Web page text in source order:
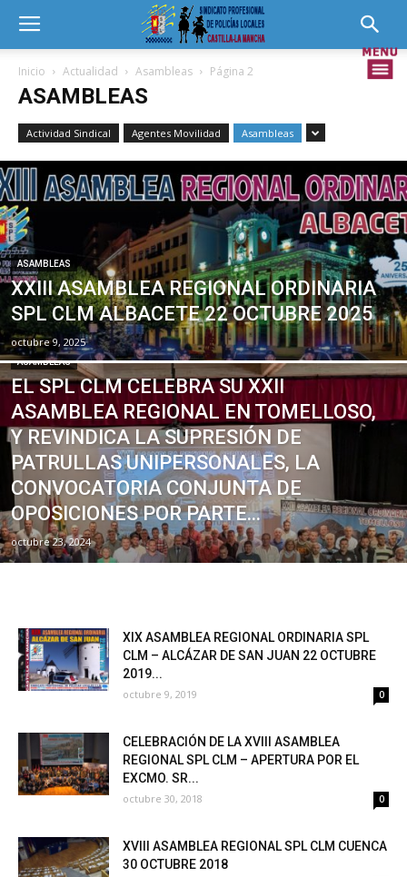
Inicio Actualidad Asambleas Página 2
ASAMBLEAS
Actividad Sindical Agentes Movilidad Asambleas
ASAMBLEAS
XXIII ASAMBLEA REGIONAL ORDINARIA
SPL CLM ALBACETE 22 OCTUBRE 2025
octubre 9, 2025
ASAMBLEAS
EL SPL CLM CELEBRA SU XXII
ASAMBLEA REGIONAL EN TOMELLOSO,
Y REVINDICA LA SUPRESIÓN DE
PATRULLAS UNIPERSONALES, LA
CONVOCATORIA CONJUNTA DE
OPOSICIONES POR PARTE...
octubre 23, 2024
XIX ASAMBLEA REGIONAL ORDINARIA SPL
CLM – ALCÁZAR DE SAN JUAN 22 OCTUBRE
2019...
octubre 9, 2019 0
CELEBRACIÓN DE LA XVIII ASAMBLEA
REGIONAL SPL CLM – APERTURA POR EL
EXCMO. SR...
octubre 30, 2018 0
XVIII ASAMBLEA REGIONAL SPL CLM CUENCA
30 OCTUBRE 2018